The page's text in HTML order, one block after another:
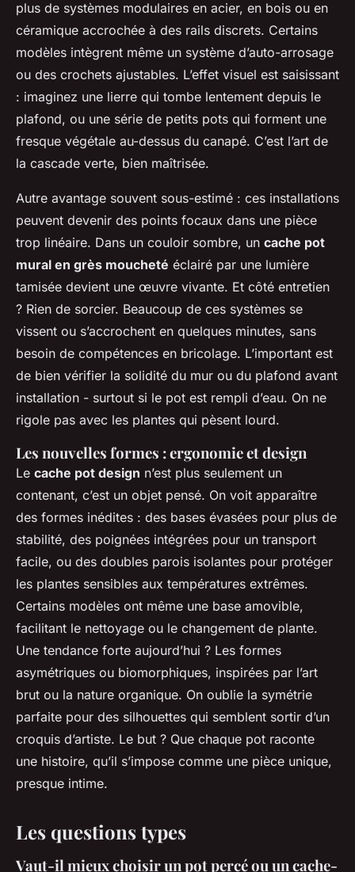
plus de systèmes modulaires en acier, en bois ou en
céramique accrochée à des rails discrets. Certains
modèles intègrent même un système d’auto-arrosage
ou des crochets ajustables. L’effet visuel est saisissant
: imaginez une lierre qui tombe lentement depuis le
plafond, ou une série de petits pots qui forment une
fresque végétale au-dessus du canapé. C’est l’art de
la cascade verte, bien maîtrisée.
Autre avantage souvent sous-estimé : ces installations
peuvent devenir des points focaux dans une pièce
trop linéaire. Dans un couloir sombre, un cache pot
mural en grès moucheté éclairé par une lumière
tamisée devient une œuvre vivante. Et côté entretien
? Rien de sorcier. Beaucoup de ces systèmes se
vissent ou s’accrochent en quelques minutes, sans
besoin de compétences en bricolage. L’important est
de bien vérifier la solidité du mur ou du plafond avant
installation - surtout si le pot est rempli d’eau. On ne
rigole pas avec les plantes qui pèsent lourd.
Les nouvelles formes : ergonomie et design
Le cache pot design n’est plus seulement un
contenant, c’est un objet pensé. On voit apparaître
des formes inédites : des bases évasées pour plus de
stabilité, des poignées intégrées pour un transport
facile, ou des doubles parois isolantes pour protéger
les plantes sensibles aux températures extrêmes.
Certains modèles ont même une base amovible,
facilitant le nettoyage ou le changement de plante.
Une tendance forte aujourd’hui ? Les formes
asymétriques ou biomorphiques, inspirées par l’art
brut ou la nature organique. On oublie la symétrie
parfaite pour des silhouettes qui semblent sortir d’un
croquis d’artiste. Le but ? Que chaque pot raconte
une histoire, qu’il s’impose comme une pièce unique,
presque intime.
Les questions types
Vaut-il mieux choisir un pot percé ou un cache-